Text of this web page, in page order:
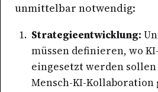
unmittelbar notwendig:
Strategieentwicklung:
müssen definieren, wo
eingesetzt werden
Mensch-KI-